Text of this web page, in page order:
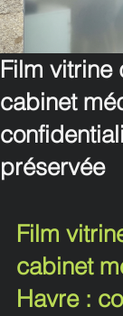
Film vitrine
cabinet
préservée
Film
cabinet
Havre :